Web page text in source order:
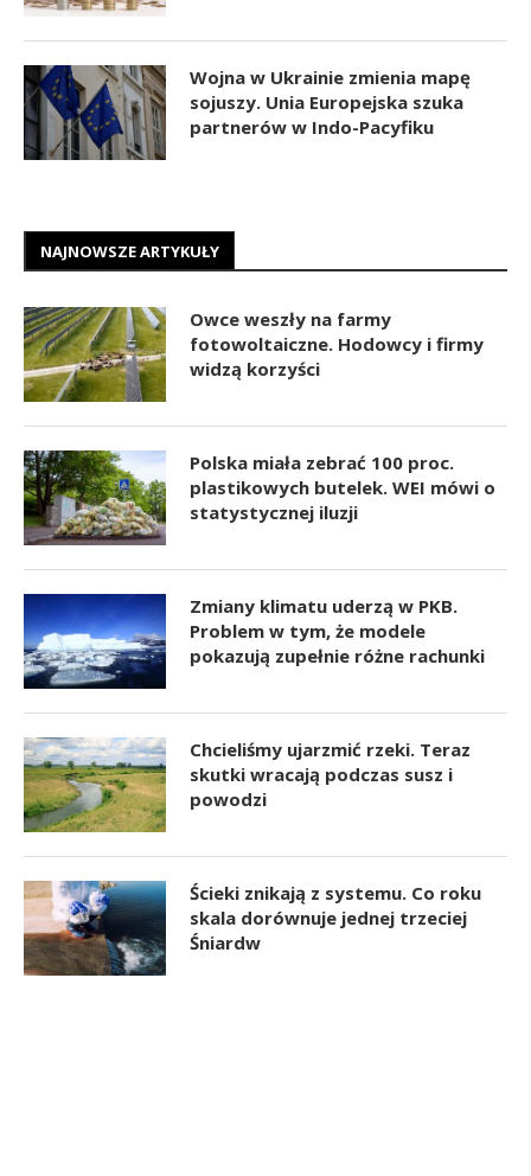
Wojna w Ukrainie zmienia mapę
sojuszy. Unia Europejska szuka
partnerów w Indo-Pacyfiku
NAJNOWSZE ARTYKUŁY
Owce weszły na farmy
fotowoltaiczne. Hodowcy i firmy
widzą korzyści
Polska miała zebrać 100 proc.
plastikowych butelek. WEI mówi o
statystycznej iluzji
Zmiany klimatu uderzą w PKB.
Problem w tym, że modele
pokazują zupełnie różne rachunki
Chcieliśmy ujarzmić rzeki. Teraz
skutki wracają podczas susz i
powodzi
Ścieki znikają z systemu. Co roku
skala dorównuje jednej trzeciej
Śniardw